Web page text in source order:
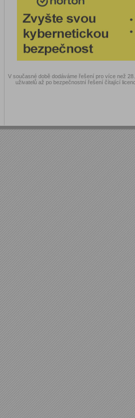
V současné době dodáváme řešení pro více než
uživatelů až po bezpečnostní řešení čítající